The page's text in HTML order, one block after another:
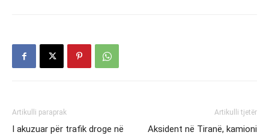
Artikulli paraprak
I akuzuar për trafik droge në
Artikulli tjetër
Aksident në Tiranë, kamioni